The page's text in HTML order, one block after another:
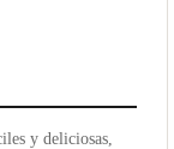
y deliciosas,